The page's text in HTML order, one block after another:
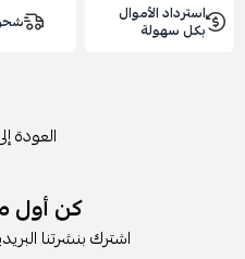
استرداد الأموال
بكل سهولة
العودة
كن أول
اشترك بنشرتنا